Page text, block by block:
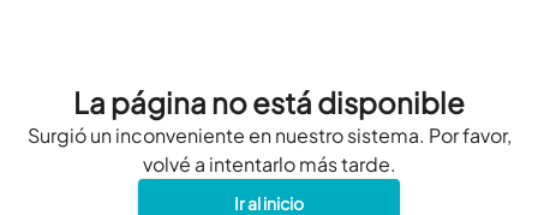
La página no está disponible
Surgió un inconveniente en nuestro sistema. Por favor,
volvé a intentarlo más tarde.
Ir al inicio